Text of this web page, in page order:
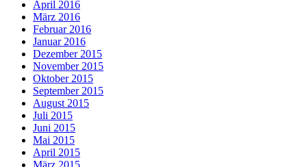
April 2016
März 2016
Februar 2016
Januar 2016
Dezember 2015
November 2015
Oktober 2015
September 2015
August 2015
Juli 2015
Juni 2015
Mai 2015
April 2015
März 2015